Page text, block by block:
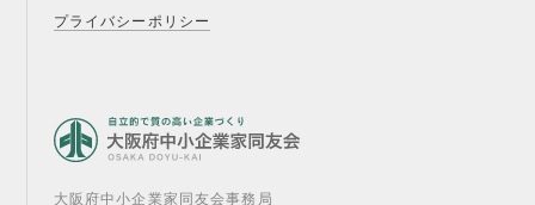
プライバシーポリシー
大阪府中小企業家同友会事務局